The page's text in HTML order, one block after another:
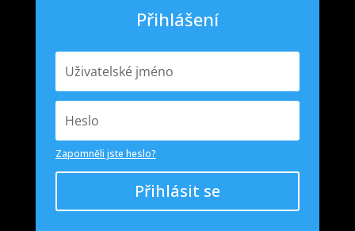
Přihlášení
Zapomněli jste heslo?
Přihlásit se